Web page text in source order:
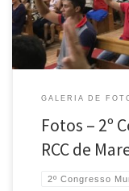
GALERIA DE
Fotos – 2º
RCC de
2º Congresso